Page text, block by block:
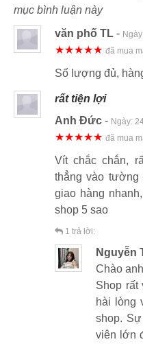
mục bình luận này
văn phố TL -
★★★★★ đã mua
Số lượng đủ,
rất tiện lợi
Anh Đức - Ngày:
★★★★★ đã mua
Vít chắc chắn,
thẳng vào tường
giao hàng
shop 5 sao
1 trả lời:
Nguyễn
Chào
Shop rất
hài lòng
shop.
viên lớn